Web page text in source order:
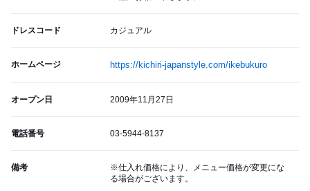
ドレスコード カジュアル
ホームページ https://kichiri-japanstyle.com/ikebukuro
オープン日 2009年11月27日
電話番号 03-5944-8137
備考
※仕入れ価格により、メニュー価格が変更にな
る場合がございます。